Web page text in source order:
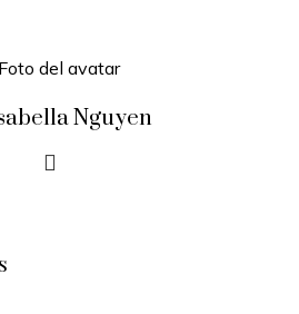
Nguyen